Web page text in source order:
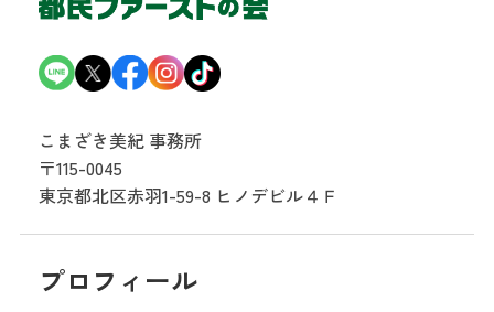
こまざき美紀 事務所
〒115-0045
東京都北区赤羽1-59-8 ヒノデビル４Ｆ
プロフィール